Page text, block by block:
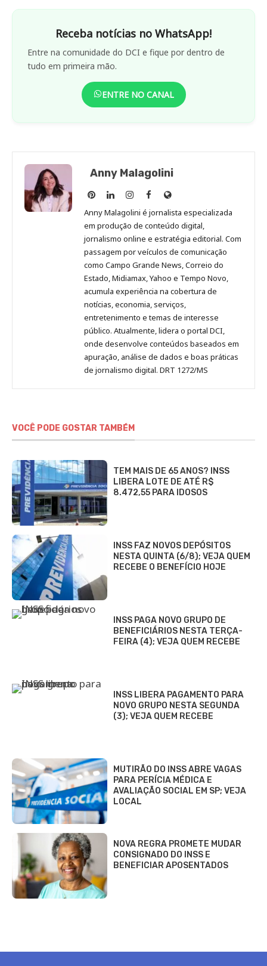
Receba notícias no WhatsApp!
Entre na comunidade do DCI e fique por dentro de
tudo em primeira mão.
ENTRE NO CANAL
Anny Malagolini
Anny
Malagolini
no
Pinterest
Anny
Malagolini
no
LinkedIn
Anny
Malagolini
no
Instagram
Anny
Malagolini
no
Facebook
Site
de
Anny
Malagolini
Anny Malagolini é jornalista especializada
em produção de conteúdo digital,
jornalismo online e estratégia editorial. Com
passagem por veículos de comunicação
como Campo Grande News, Correio do
Estado, Midiamax, Yahoo e Tempo Novo,
acumula experiência na cobertura de
notícias, economia, serviços,
entretenimento e temas de interesse
público. Atualmente, lidera o portal DCI,
onde desenvolve conteúdos baseados em
apuração, análise de dados e boas práticas
de jornalismo digital. DRT 1272/MS
VOCÊ PODE GOSTAR TAMBÉM
TEM MAIS DE 65 ANOS? INSS
LIBERA LOTE DE ATÉ R$
8.472,55 PARA IDOSOS
INSS FAZ NOVOS DEPÓSITOS
NESTA QUINTA (6/8); VEJA QUEM
RECEBE O BENEFÍCIO HOJE
INSS PAGA NOVO GRUPO DE
BENEFICIÁRIOS NESTA TERÇA-
FEIRA (4); VEJA QUEM RECEBE
INSS LIBERA PAGAMENTO PARA
NOVO GRUPO NESTA SEGUNDA
(3); VEJA QUEM RECEBE
MUTIRÃO DO INSS ABRE VAGAS
PARA PERÍCIA MÉDICA E
AVALIAÇÃO SOCIAL EM SP; VEJA
LOCAL
NOVA REGRA PROMETE MUDAR
CONSIGNADO DO INSS E
BENEFICIAR APOSENTADOS